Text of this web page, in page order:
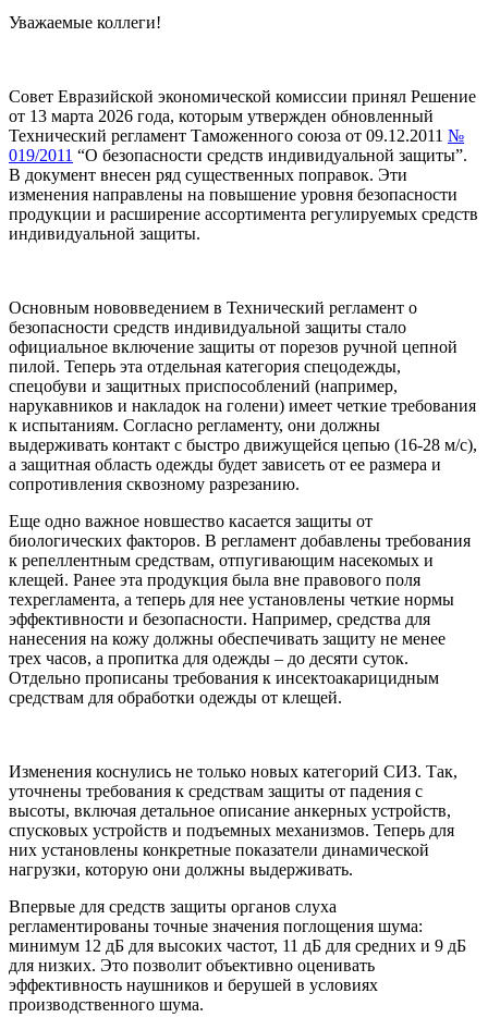
Уважаемые коллеги!
Совет Евразийской экономической комиссии принял Решение
от 13 марта 2026 года, которым утвержден обновленный
Технический регламент Таможенного союза от 09.12.2011 №
019/2011 “О безопасности средств индивидуальной защиты”.
В документ внесен ряд существенных поправок. Эти
изменения направлены на повышение уровня безопасности
продукции и расширение ассортимента регулируемых средств
индивидуальной защиты.
Основным нововведением в Технический регламент о
безопасности средств индивидуальной защиты стало
официальное включение защиты от порезов ручной цепной
пилой. Теперь эта отдельная категория спецодежды,
спецобуви и защитных приспособлений (например,
нарукавников и накладок на голени) имеет четкие требования
к испытаниям. Согласно регламенту, они должны
выдерживать контакт с быстро движущейся цепью (16-28 м/с),
а защитная область одежды будет зависеть от ее размера и
сопротивления сквозному разрезанию.
Еще одно важное новшество касается защиты от
биологических факторов. В регламент добавлены требования
к репеллентным средствам, отпугивающим насекомых и
клещей. Ранее эта продукция была вне правового поля
техрегламента, а теперь для нее установлены четкие нормы
эффективности и безопасности. Например, средства для
нанесения на кожу должны обеспечивать защиту не менее
трех часов, а пропитка для одежды – до десяти суток.
Отдельно прописаны требования к инсектоакарицидным
средствам для обработки одежды от клещей.
Изменения коснулись не только новых категорий СИЗ. Так,
уточнены требования к средствам защиты от падения с
высоты, включая детальное описание анкерных устройств,
спусковых устройств и подъемных механизмов. Теперь для
них установлены конкретные показатели динамической
нагрузки, которую они должны выдерживать.
Впервые для средств защиты органов слуха
регламентированы точные значения поглощения шума:
минимум 12 дБ для высоких частот, 11 дБ для средних и 9 дБ
для низких. Это позволит объективно оценивать
эффективность наушников и берушей в условиях
производственного шума.